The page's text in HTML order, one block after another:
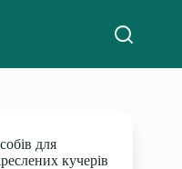
для
кучерів